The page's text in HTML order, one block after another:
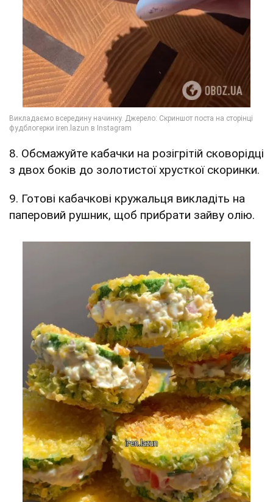
8. Обсмажуйте кабачки на розігрітій сковорідці
з двох боків до золотистої хрусткої скоринки.
9. Готові кабачкові кружальця викладіть на
паперовий рушник, щоб прибрати зайву олію.